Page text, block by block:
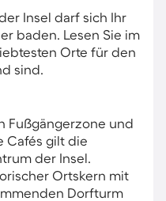
Insel darf sich Ihr
baden. Lesen Sie im
Orte für den
sind.
Fußgängerzone und
Cafés​ gilt die
der Insel.
Ortskern mit
Dorfturm